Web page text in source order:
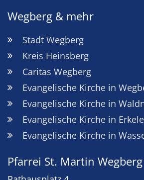
Wegberg & mehr
Stadt Wegberg
Kreis Heinsberg
Caritas Wegberg
Evangelische Kirche in
Evangelische Kirche in
Evangelische Kirche in
Evangelische Kirche in
Pfarrei St. Martin Wegberg